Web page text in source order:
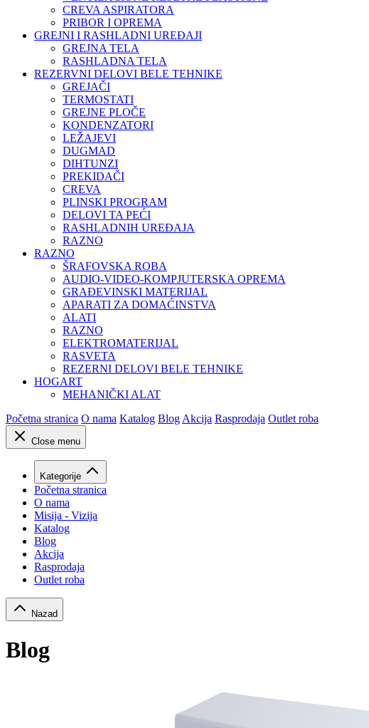
CREVA ASPIRATORA
PRIBOR I OPREMA
GREJNI I RASHLADNI UREĐAJI
GREJNA TELA
RASHLADNA TELA
REZERVNI DELOVI BELE TEHNIKE
GREJAČI
TERMOSTATI
GREJNE PLOČE
KONDENZATORI
LEŽAJEVI
DUGMAD
DIHTUNZI
PREKIDAČI
CREVA
PLINSKI PROGRAM
DELOVI TA PEĆI
RASHLADNIH UREĐAJA
RAZNO
RAZNO
ŠRAFOVSKA ROBA
AUDIO-VIDEO-KOMPJUTERSKA OPREMA
GRAĐEVINSKI MATERIJAL
APARATI ZA DOMAĆINSTVA
ALATI
RAZNO
ELEKTROMATERIJAL
RASVETA
REZERNI DELOVI BELE TEHNIKE
HOGART
MEHANIČKI ALAT
Početna stranica O nama Katalog Blog Akcija Rasprodaja Outlet roba
Close menu
Kategorije
Početna stranica
O nama
Misija - Vizija
Katalog
Blog
Akcija
Rasprodaja
Outlet roba
Nazad
Blog